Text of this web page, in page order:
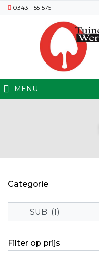
0343 - 551575
MENU
Categorie
Filter op prijs